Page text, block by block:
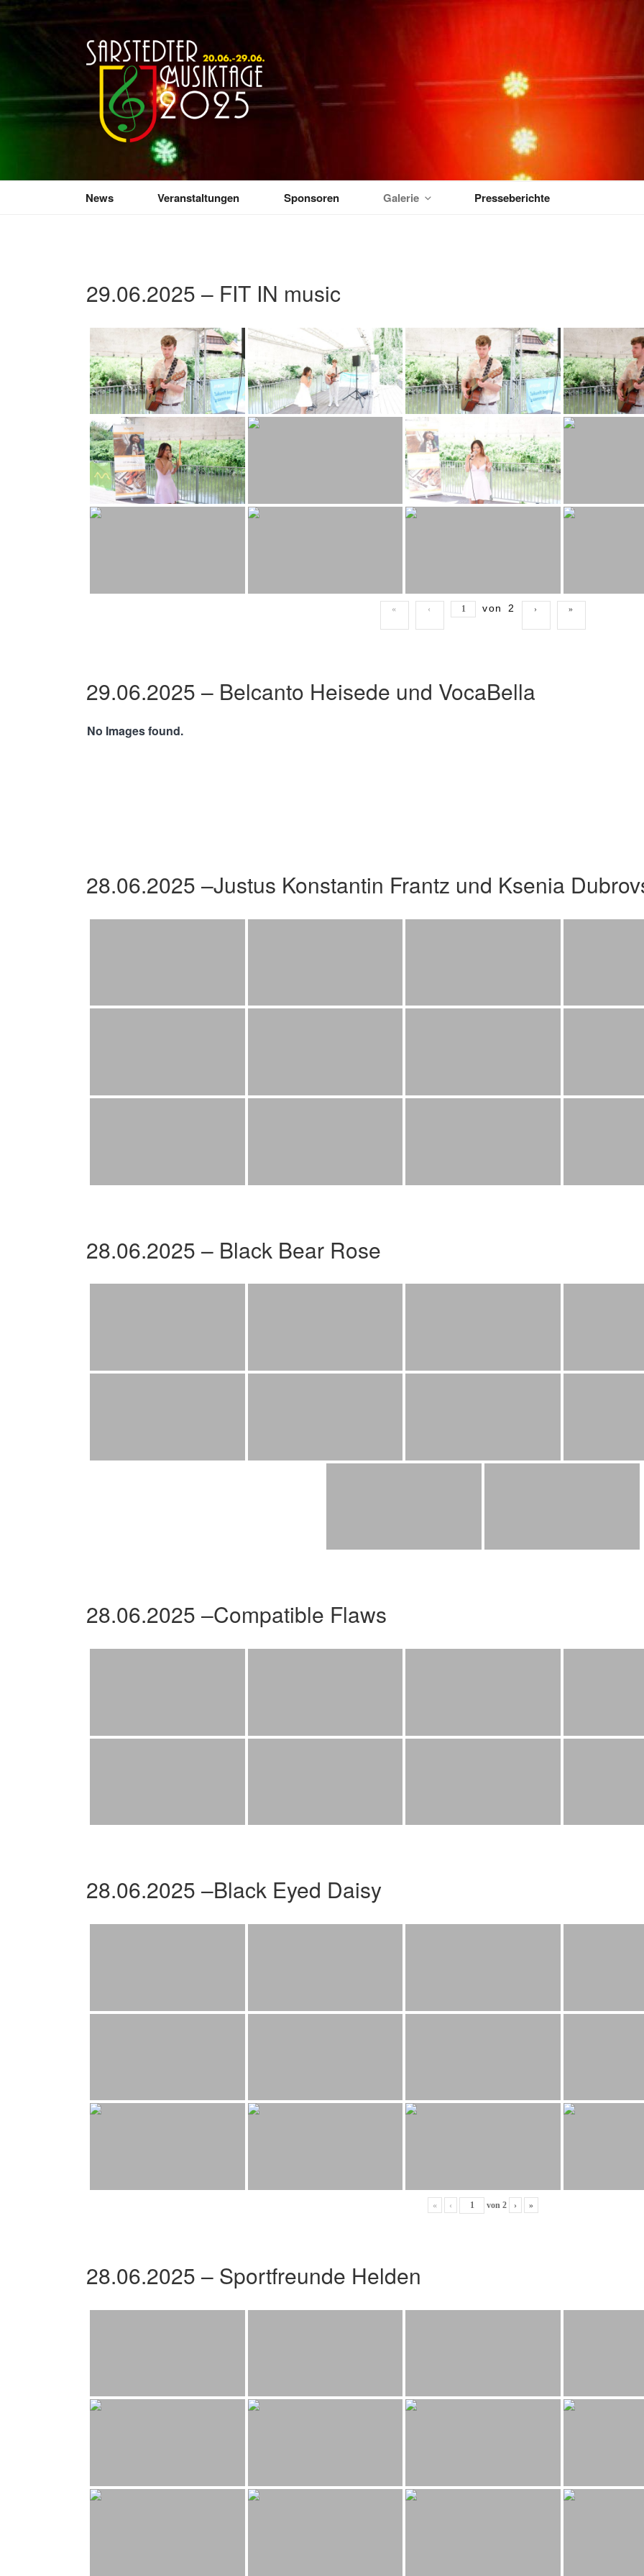
Zum
Inhalt
SARSTEDTER MUSIKTAGE
Sarstedt macht Musik
News Veranstaltungen Sponsoren Galerie Presseberichte
29.06.2025 – FIT IN music
« ‹ von 2 › »
29.06.2025 – Belcanto Heisede und VocaBella
No Images found.
28.06.2025 –Justus Konstantin Frantz und Ksenia
28.06.2025 – Black Bear Rose
28.06.2025 –Compatible Flaws
28.06.2025 –Black Eyed Daisy
« ‹ von 2 › »
28.06.2025 – Sportfreunde Helden